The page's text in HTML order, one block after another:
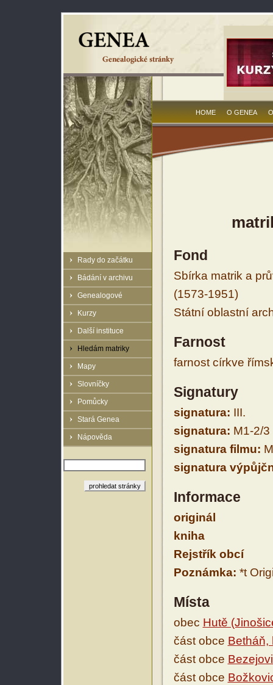
Rady do začátku
Bádání v archivu
Genealogové
Kurzy
Další instituce
Hledám matriky
Mapy
Slovníčky
Pomůcky
Stará Genea
Nápověda
HOME O GENEA
Fond
Sbírka matrik a
(1573-1951)
Státní oblastní
Farnost
farnost církve
Signatury
signatura: III.
signatura: M1-2/3
signatura filmu:
signatura
Informace
originál
kniha
Rejstřík obcí
Poznámka: *t
Místa
obec Hutě
část obce Betháň,
část obce
část obce